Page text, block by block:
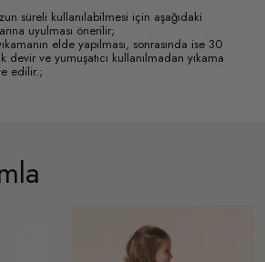
süreli kullanılabilmesi için aşağıdaki
uyulması önerilir;
elde yapılması, sonrasında ise 30
devir ve yumuşatıcı kullanılmadan yıkama
edilir.;